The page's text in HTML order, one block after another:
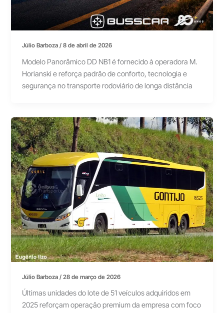
Júlio Barboza/8 de abril de 2026
Modelo Panorâmico DD NB1 é fornecido à operadora M.
Horianski e reforça padrão de conforto, tecnologia e
segurança no transporte rodoviário de longa distância
Júlio Barboza/28 de março de 2026
Últimas unidades do lote de 51 veículos adquiridos em
2025 reforçam operação premium da empresa com foco